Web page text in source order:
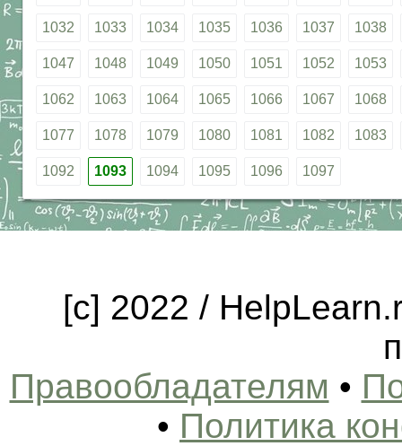
1032 1033 1034 1035 1036 1037 1038
1047 1048 1049 1050 1051 1052 1053
1062 1063 1064 1065 1066 1067 1068
1077 1078 1079 1080 1081 1082 1083
1092 1093 1094 1095 1096 1097
[c] 2022 /
Правообладателям •
• Политика